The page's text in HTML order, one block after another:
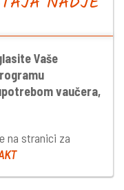
Vaše
vaučera,
na stranici za